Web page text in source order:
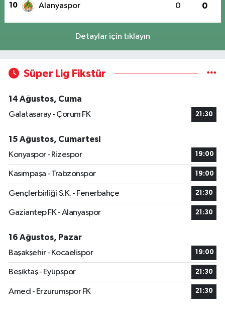
10 Alanyaspor 0 0
Detaylar için tıklayın
Süper Lig Fikstür
14 Ağustos, Cuma
Galatasaray - Çorum FK
21:30
15 Ağustos, Cumartesi
Konyaspor - Rizespor
19:00
Kasımpaşa - Trabzonspor 19:00
Gençlerbirliği S.K. - Fenerbahçe 21:30
Gaziantep FK - Alanyaspor 21:30
16 Ağustos, Pazar
Başakşehir - Kocaelispor
19:00
Beşiktaş - Eyüpspor 21:30
Amed - Erzurumspor FK 21:30